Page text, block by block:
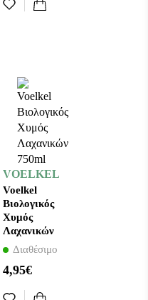
VOELKEL
Voelkel
Βιολογικός
Χυμός
Λαχανικών
750ml
Διαθέσιμο
4,95€